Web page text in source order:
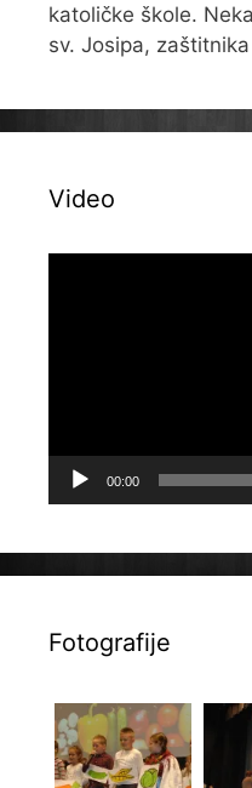
katoličke škole.
sv. Josipa,
Video
00:00
Fotografije